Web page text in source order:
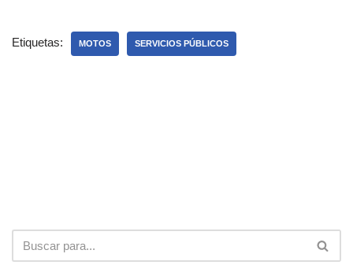
Etiquetas: MOTOS SERVICIOS PÚBLICOS